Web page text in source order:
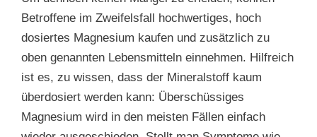
Betroffene im Zweifelsfall hochwertiges, hoch
dosiertes Magnesium kaufen und zusätzlich zu
oben genannten Lebensmitteln einnehmen. Hilfreich
ist es, zu wissen, dass der Mineralstoff kaum
überdosiert werden kann: Überschüssiges
Magnesium wird in den meisten Fällen einfach